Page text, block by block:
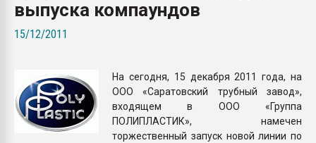
выпуска компаундов
15/12/2011
На сегодня, 15 декабря 2011 года, на
ООО «Саратовский трубный завод»,
входящем в ООО «Группа
ПОЛИПЛАСТИК», намечен
торжественный запуск новой линии по